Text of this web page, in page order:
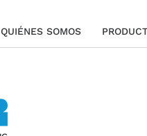
QUIÉNES SOMOS